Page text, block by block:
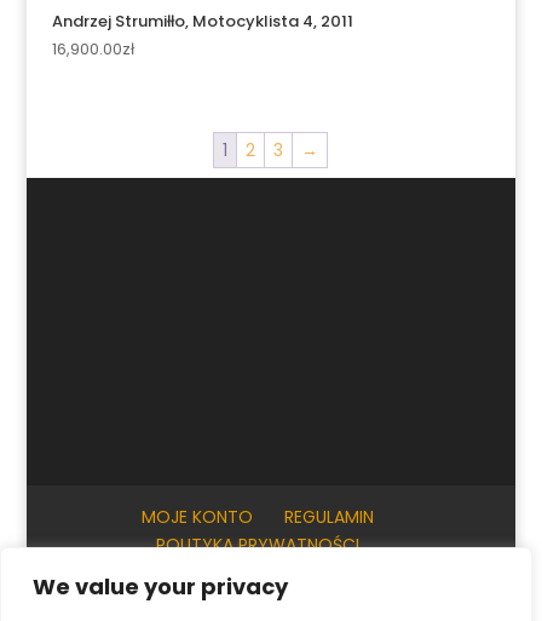
We value your privacy
Andrzej Strumiłło, Motocyklista 4, 2011
16,900.00zł
1 2 3 →
MOJE KONTO
REGULAMIN
POLITYKA PRYWATNOŚCI
INFORMACJE PRAKTYCZNE